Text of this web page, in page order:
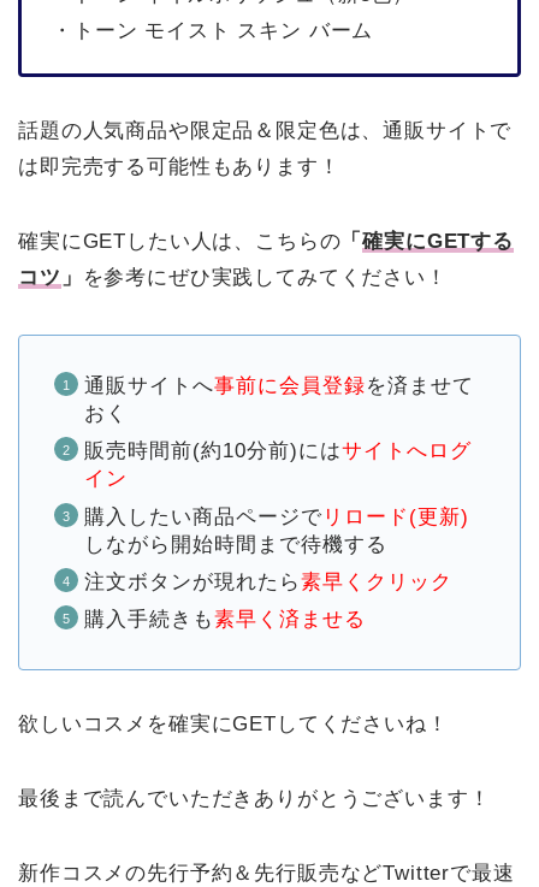
・トーン モイスト スキン バーム
話題の人気商品や限定品＆限定色は、通販サイトで
は即完売する可能性もあります！
確実にGETしたい人は、こちらの 「確実にGETする
コツ 」 を参考にぜひ実践してみてください！
通販サイトへ事前に会員登録を済ませて
おく
販売時間前(約10分前)にはサイトへログ
イン
購入したい商品ページで リロード(更新)
しながら開始時間まで待機する
注文ボタンが現れたら素早くクリック
購入手続きも素早く済ませる
欲しいコスメを確実にGETしてくださいね！
最後まで読んでいただきありがとうございます！
新作コスメの先行予約＆先行販売などTwitterで最速